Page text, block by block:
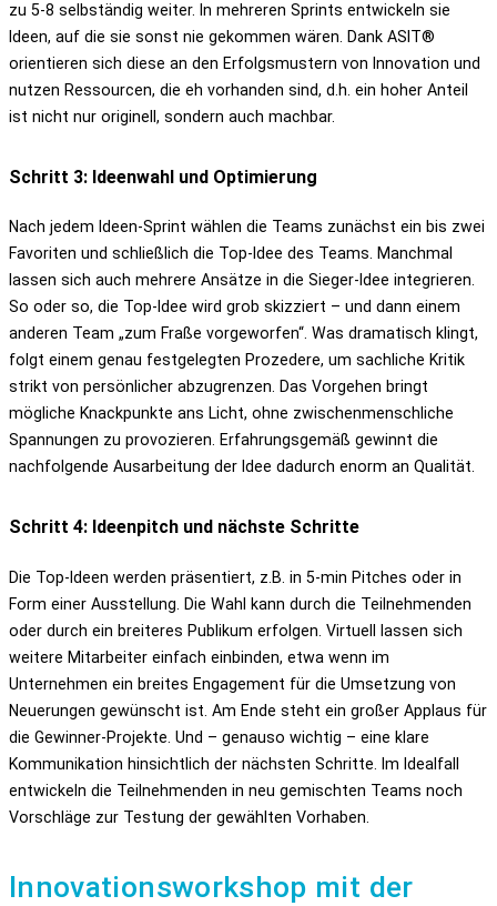
zu 5-8 selbständig weiter. In mehreren Sprints entwickeln sie
Ideen, auf die sie sonst nie gekommen wären. Dank ASIT®
orientieren sich diese an den Erfolgsmustern von Innovation und
nutzen Ressourcen, die eh vorhanden sind, d.h. ein hoher Anteil
ist nicht nur originell, sondern auch machbar.
Schritt 3: Ideenwahl und Optimierung
Nach jedem Ideen-Sprint wählen die Teams zunächst ein bis zwei
Favoriten und schließlich die Top-Idee des Teams. Manchmal
lassen sich auch mehrere Ansätze in die Sieger-Idee integrieren.
So oder so, die Top-Idee wird grob skizziert – und dann einem
anderen Team „zum Fraße vorgeworfen“. Was dramatisch klingt,
folgt einem genau festgelegten Prozedere, um sachliche Kritik
strikt von persönlicher abzugrenzen. Das Vorgehen bringt
mögliche Knackpunkte ans Licht, ohne zwischenmenschliche
Spannungen zu provozieren. Erfahrungsgemäß gewinnt die
nachfolgende Ausarbeitung der Idee dadurch enorm an Qualität.
Schritt 4: Ideenpitch und nächste Schritte
Die Top-Ideen werden präsentiert, z.B. in 5-min Pitches oder in
Form einer Ausstellung. Die Wahl kann durch die Teilnehmenden
oder durch ein breiteres Publikum erfolgen. Virtuell lassen sich
weitere Mitarbeiter einfach einbinden, etwa wenn im
Unternehmen ein breites Engagement für die Umsetzung von
Neuerungen gewünscht ist. Am Ende steht ein großer Applaus für
die Gewinner-Projekte. Und – genauso wichtig – eine klare
Kommunikation hinsichtlich der nächsten Schritte. Im Idealfall
entwickeln die Teilnehmenden in neu gemischten Teams noch
Vorschläge zur Testung der gewählten Vorhaben.
Innovationsworkshop mit der